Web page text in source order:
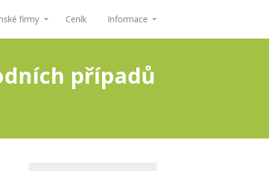
firmy Ceník Informace
případů